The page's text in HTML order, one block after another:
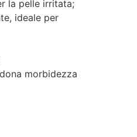
la pelle irritata;
ideale per
morbidezza